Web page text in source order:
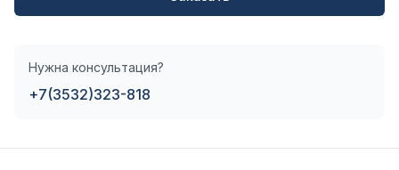
Нужна консультация?
+7(3532)323-818